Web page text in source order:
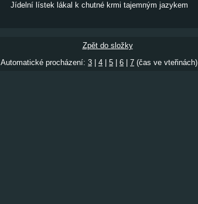
Jídelní lístek lákal k chutné krmi tajemným jazykem
Zpět do složky
Automatické procházení: 3 4 5 6 7 (čas ve vteřinách)